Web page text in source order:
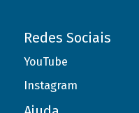
Redes Sociais
YouTube
Instagram